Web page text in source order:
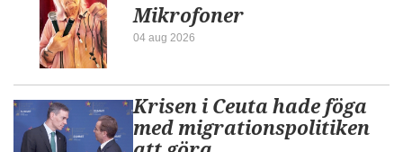
Mikrofoner
04 aug 2026
Krisen i Ceuta hade föga
med migrationspolitiken